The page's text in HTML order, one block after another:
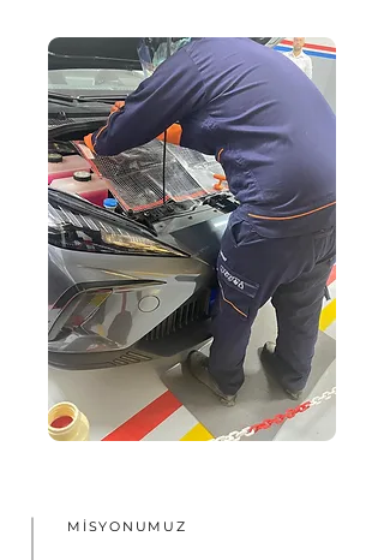
MİSYONUMUZ